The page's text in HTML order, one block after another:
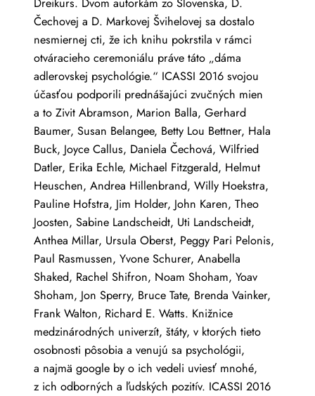
Dreikurs. Dvom autorkám zo Slovenska, D.
Čechovej a D. Markovej Švihelovej sa dostalo
nesmiernej cti, že ich knihu pokrstila v rámci
otváracieho ceremoniálu práve táto „dáma
adlerovskej psychológie.“ ICASSI 2016 svojou
účasťou podporili prednášajúci zvučných mien
a to Zivit Abramson, Marion Balla, Gerhard
Baumer, Susan Belangee, Betty Lou Bettner, Hala
Buck, Joyce Callus, Daniela Čechová, Wilfried
Datler, Erika Echle, Michael Fitzgerald, Helmut
Heuschen, Andrea Hillenbrand, Willy Hoekstra,
Pauline Hofstra, Jim Holder, John Karen, Theo
Joosten, Sabine Landscheidt, Uti Landscheidt,
Anthea Millar, Ursula Oberst, Peggy Pari Pelonis,
Paul Rasmussen, Yvone Schurer, Anabella
Shaked, Rachel Shifron, Noam Shoham, Yoav
Shoham, Jon Sperry, Bruce Tate, Brenda Vainker,
Frank Walton, Richard E. Watts. Knižnice
medzinárodných univerzít, štáty, v ktorých tieto
osobnosti pôsobia a venujú sa psychológii,
a najmä google by o ich vedeli uviesť mnohé,
z ich odborných a ľudských pozitív. ICASSI 2016